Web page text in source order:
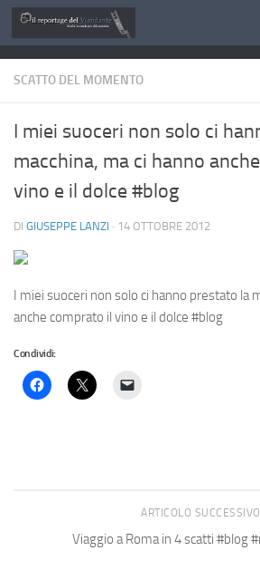
Salta al contenuto
SCATTO DEL MOMENTO
I miei suoceri non solo ci
macchina, ma ci hanno
vino e il dolce #blog
DI GIUSEPPE LANZI · 14 OTTOBRE 2012
I miei suoceri non solo ci hanno prestato la
anche comprato il vino e il dolce #blog
Condividi:
ARTICOLO SUCCESSIVO
Viaggio a Roma in 4 scatti #blog